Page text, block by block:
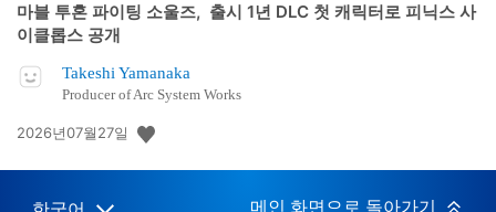
마블 투혼 파이팅 소울즈, 출시 1년 DLC 첫 캐릭터로 피닉스 사
이클롭스 공개
Takeshi Yamanaka
Producer of Arc System Works
공
일:
2026년07월27일
메인 화면으로 돌아가기